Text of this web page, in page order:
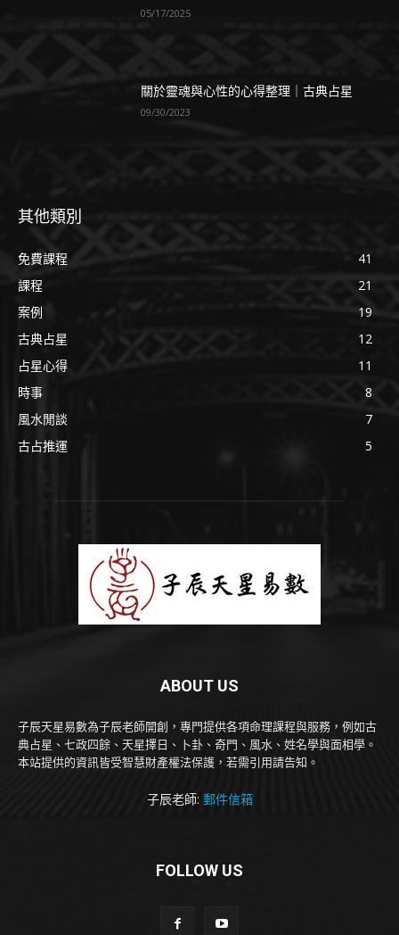
05/17/2025
關於靈魂與心性的心得整理｜古典占星
09/30/2023
其他類別
免費課程
41
課程
21
案例
19
古典占星
12
占星心得
11
時事
8
風水閒談
7
古占推運
5
ABOUT US
子辰天星易數為子辰老師開創，專門提供各項命理課程與服務，例如古
典占星、七政四餘、天星擇日、卜卦、奇門、風水、姓名學與面相學。
本站提供的資訊皆受智慧財產權法保護，若需引用請告知。
子辰老師: 郵件信箱
FOLLOW US